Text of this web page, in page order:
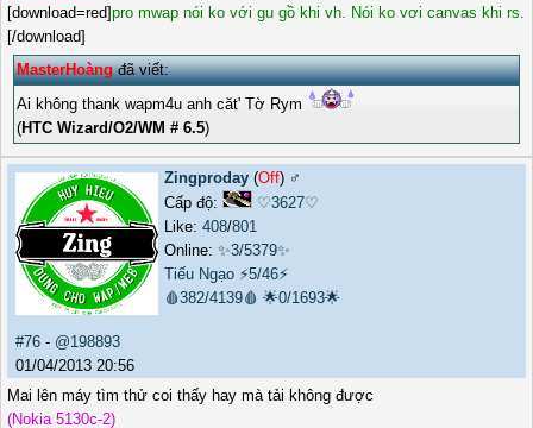
[download=red]pro mwap nói ko với gu gồ khi vh. Nói ko vơi canvas khi rs.
[/download]
MasterHoàngđã viết:
Ai không thank wapm4u anh căt' Tờ Rym
(HTC Wizard/O2/WM # 6.5)
Zingproday (Off) ♂️
Cấp độ:
♡3627♡
Like: 408/801
Online: ✨3/5379✨
Tiếu Ngạo ⚡5/46⚡
🩸382/4139🩸 🌟0/1693🌟
#76 - @198893
01/04/2013 20:56
Mai lên máy tìm thử coi thấy hay mà tải không được
(Nokia 5130c-2)